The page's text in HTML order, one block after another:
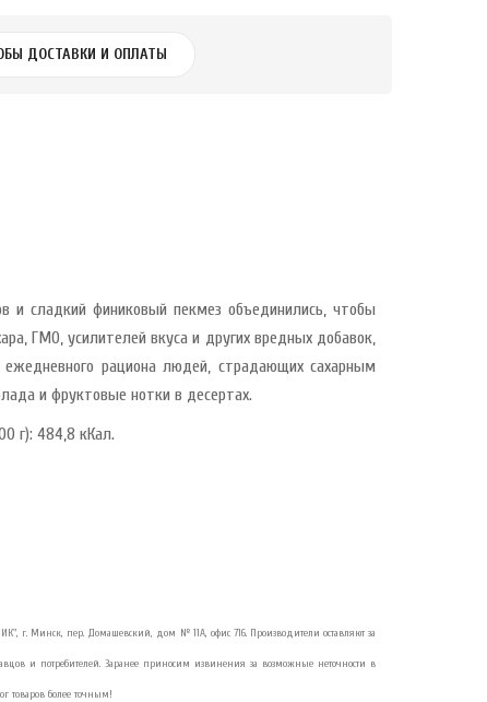
ДОСТАВКИ И ОПЛАТЫ
и сладкий финиковый пекмез объединились, чтобы
ГМО, усилителей вкуса и других вредных добавок,
рациона людей, страдающих сахарным
и фруктовые нотки в десертах.
г): 484,8 кКал.
г. Минск, пер. Домашевский, дом № 11А, офис 716. Производители оставляют за
и потребителей. Заранее приносим извинения за возможные неточности в
товаров более точным!